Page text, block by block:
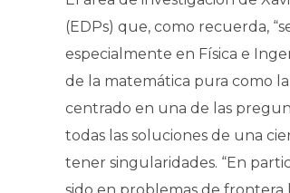
(EDPs) que, como recuerda,
especialmente en Física e
de la matemática pura como
centrado en una de las
todas las soluciones de una
tener singularidades. “En